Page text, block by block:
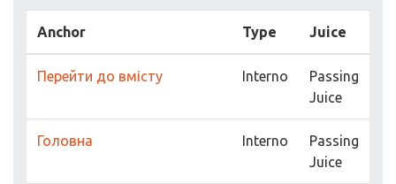
Anchor Type Juice
Перейти до вмісту Interno
Passing
Juice
Головна Interno
Passing
Juice